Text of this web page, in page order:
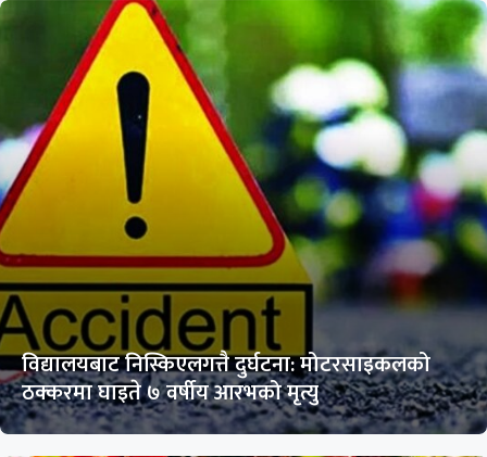
विद्यालयबाट निस्किएलगत्तै दुर्घटना: मोटरसाइकलको
ठक्करमा घाइते ७ वर्षीय आरभको मृत्यु